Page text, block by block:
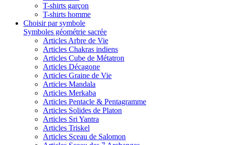
T-shirts garçon
T-shirts homme
Choisir par symbole
Symboles géométrie sacrée
Articles Arbre de Vie
Articles Chakras indiens
Articles Cube de Métatron
Articles Décagone
Articles Graine de Vie
Articles Mandala
Articles Merkaba
Articles Pentacle & Pentagramme
Articles Solides de Platon
Articles Sri Yantra
Articles Triskel
Articles Sceau de Salomon